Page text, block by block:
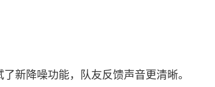
新降噪功能，队友反馈声音更清晰。